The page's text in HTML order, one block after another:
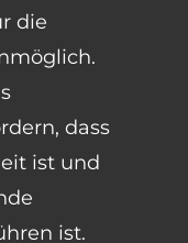
die
dass
ist und
ist.